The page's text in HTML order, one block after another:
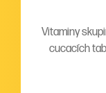
Vitaminy
cucacích